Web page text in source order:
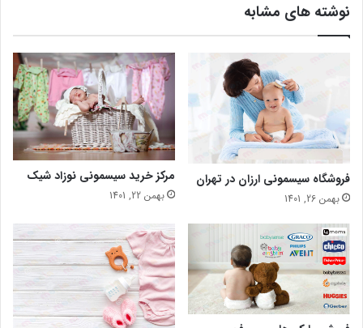
نوشته های مشابه
فروشگاه سیسمونی ارزان در تهران
بهمن 26, 1401
مرکز خرید سیسمونی نوزاد شیک
بهمن 22, 1401